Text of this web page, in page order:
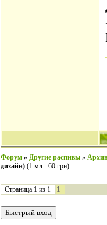
Форум » Другие распивы »
дизайн) (1 мл - 60 грн)
Страница 1 из 1 1